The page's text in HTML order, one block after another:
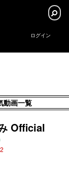
ログイン
動画一覧
Official